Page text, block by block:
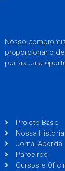
Nosso
proporcionar o
portas para
Projeto Base
Nossa História
Jornal Aborda
Parceiros
Cursos e